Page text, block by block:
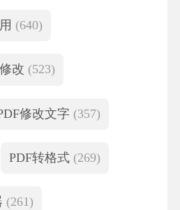
(640)
改 (523)
修改文字 (357)
PDF转格式 (269)
(261)